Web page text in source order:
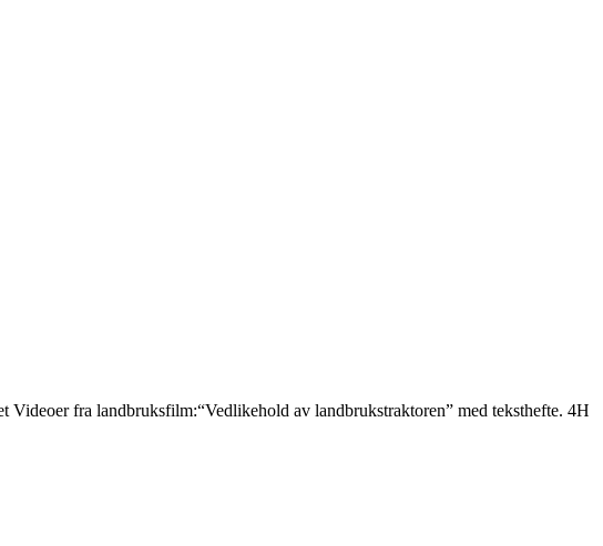
fra landbruksfilm:“Vedlikehold av landbrukstraktoren” med teksthefte. 4H